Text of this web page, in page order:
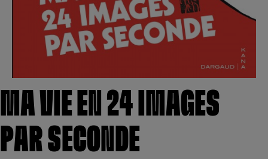
MA VIE EN 24 IMAGES
PAR SECONDE
Cultura Fnac
Kobo
Se connecter
Hunter x Hunter
Fire Force